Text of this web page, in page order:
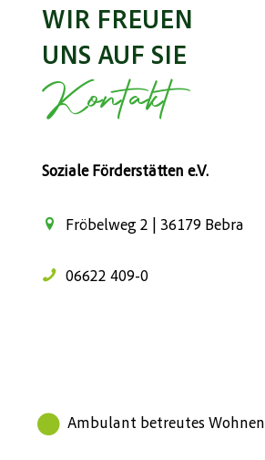
WIR FREUEN
UNS AUF SIE
Kontakt
Soziale Förderstätten e.V.
Fröbelweg 2 | 36179 Bebra
06622 409-0
Ambulant betreutes Wohnen